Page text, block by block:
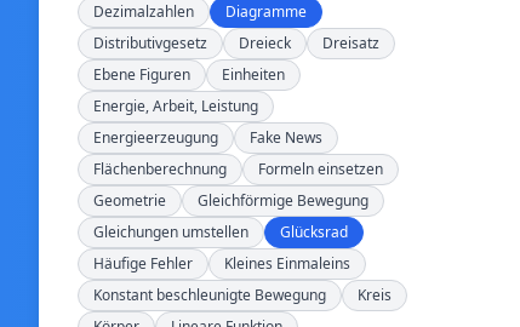
Dezimalzahlen
Diagramme
Distributivgesetz
Dreieck
Dreisatz
Ebene Figuren
Einheiten
Energie, Arbeit, Leistung
Energieerzeugung
Fake News
Flächenberechnung
Formeln einsetzen
Geometrie
Gleichförmige Bewegung
Gleichungen umstellen
Glücksrad
Häufige Fehler
Kleines Einmaleins
Konstant beschleunigte Bewegung
Kreis